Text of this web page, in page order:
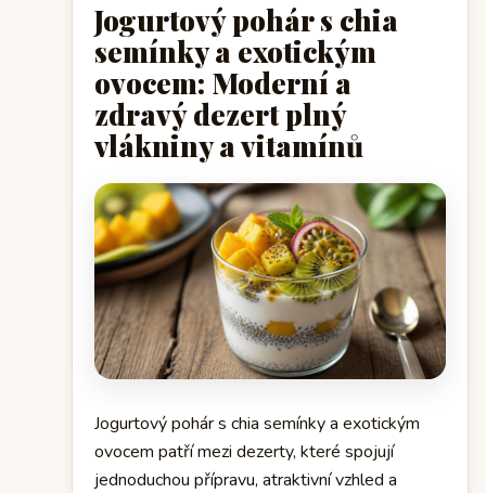
Jogurtový pohár s chia
semínky a exotickým
ovocem: Moderní a
zdravý dezert plný
vlákniny a vitamínů
Jogurtový pohár s chia semínky a exotickým
ovocem patří mezi dezerty, které spojují
jednoduchou přípravu, atraktivní vzhled a